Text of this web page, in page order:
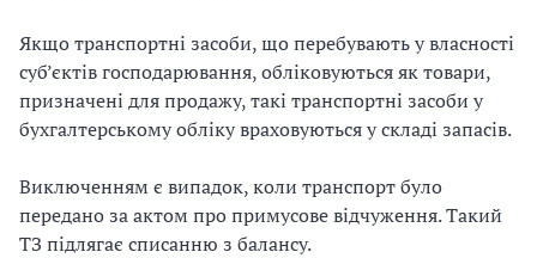
Якщо транспортні засоби, що перебувають у власності
суб’єктів господарювання, обліковуються як товари,
призначені для продажу, такі транспортні засоби у
бухгалтерському обліку враховуються у складі запасів.
Виключенням є випадок, коли транспорт було
передано за актом про примусове відчуження. Такий
ТЗ підлягає списанню з балансу.